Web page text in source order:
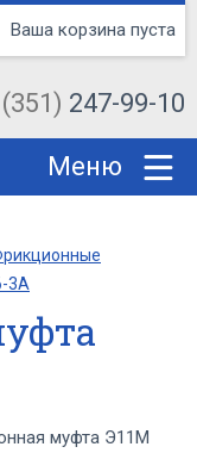
247-99-10
Ваша корзина пуста
Меню
3А
муфта Э11М